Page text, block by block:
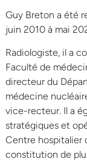
Guy Breton a été
juin 2010 à mai
Radiologiste, il a
Faculté de
directeur du
médecine
vice-recteur. Il a
stratégiques et
Centre hospitalier
constitution de